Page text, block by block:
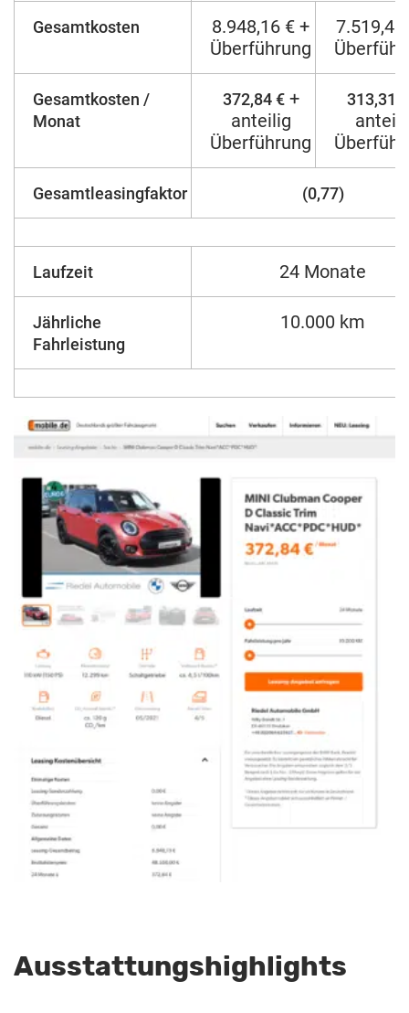
Gesamtkosten
8.948,16 € +
Überführung
7.519,46
Gesamtkosten /
Monat
372,84 €+
anteilig
Überführung
313,31 €
Gesamtleasingfaktor (0,77)
Laufzeit 24 Monate
Jährliche
Fahrleistung
10.000 km
Ausstattungshighlights